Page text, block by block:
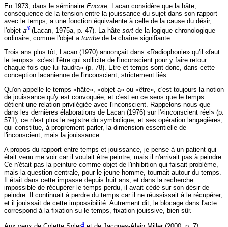
En 1973, dans le séminaire Encore, Lacan considère que la hâte,
conséquence de la tension entre la jouissance du sujet dans son rapport
avec le temps, a une fonction équivalente à celle de la cause du désir,
l'objet a3 (Lacan, 1975a, p. 47). La hâte sort de la logique chronologique
ordinaire, comme l'objet a tombe de la chaîne signifiante.
Trois ans plus tôt, Lacan (1970) annonçait dans «Radiophonie» qu'il «faut
le temps»: «c'est l'être qui sollicite de l'inconscient pour y faire retour
chaque fois que lui faudra» (p. 78). Etre et temps sont donc, dans cette
conception lacanienne de l'inconscient, strictement liés.
Qu'on appelle le temps «hâte», «objet a» ou «être», c'est toujours la notion
de jouissance qu'y est convoquée, et c'est en ce sens que le temps
détient une relation privilégiée avec l'inconscient. Rappelons-nous que
dans les dernières élaborations de Lacan (1976) sur l'«inconscient réel» (p.
571), ce n'est plus le registre du symbolique, et ses opération langagières,
qui constitue, à proprement parler, la dimension essentielle de
l'inconscient, mais la jouissance.
A propos du rapport entre temps et jouissance, je pense à un patient qui
était venu me voir car il voulait être peintre, mais il n'arrivait pas à peindre.
Ce n'était pas la peinture comme objet de l'inhibition qui faisait problème,
mais la question centrale, pour le jeune homme, tournait autour du temps.
Il était dans cette impasse depuis huit ans, et dans la recherche
impossible de récupérer le temps perdu, il avait cédé sur son désir de
peindre. Il continuait à perdre du temps car il ne réussissait à le récupérer,
et il jouissait de cette impossibilité. Autrement dit, le blocage dans l'acte
correspond à la fixation su le temps, fixation jouissive, bien sûr.
4